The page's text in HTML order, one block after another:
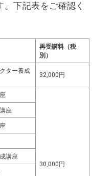
下記表をご確認く
再受講料（税
別）
ター養成
32,000円
30,000円
座
講座